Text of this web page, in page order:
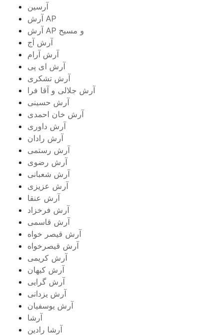
آرسین
آرش AP
آرش AP و مسیح
آرش آج
آرش آرام
آرش ای پی
آرش تشکری
آرش جلالی و آقا فرا
آرش حسینی
آرش خان احمدی
آرش داوری
آرش رادان
آرش رستمى
آرش رضوی
آرش شعبانی
آرش عزیزی
آرش عنقا
آرش فرخزاد
آرش قاسمی
آرش قیصر خواه
آرش قیصرخواه
آرش کریمی
آرش کیهان
آرش گرایی
آرش یزدانی
آرش یوسفیان
آرشا
آرشا رادین